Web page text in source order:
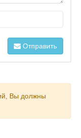
Отправить
Вы должны